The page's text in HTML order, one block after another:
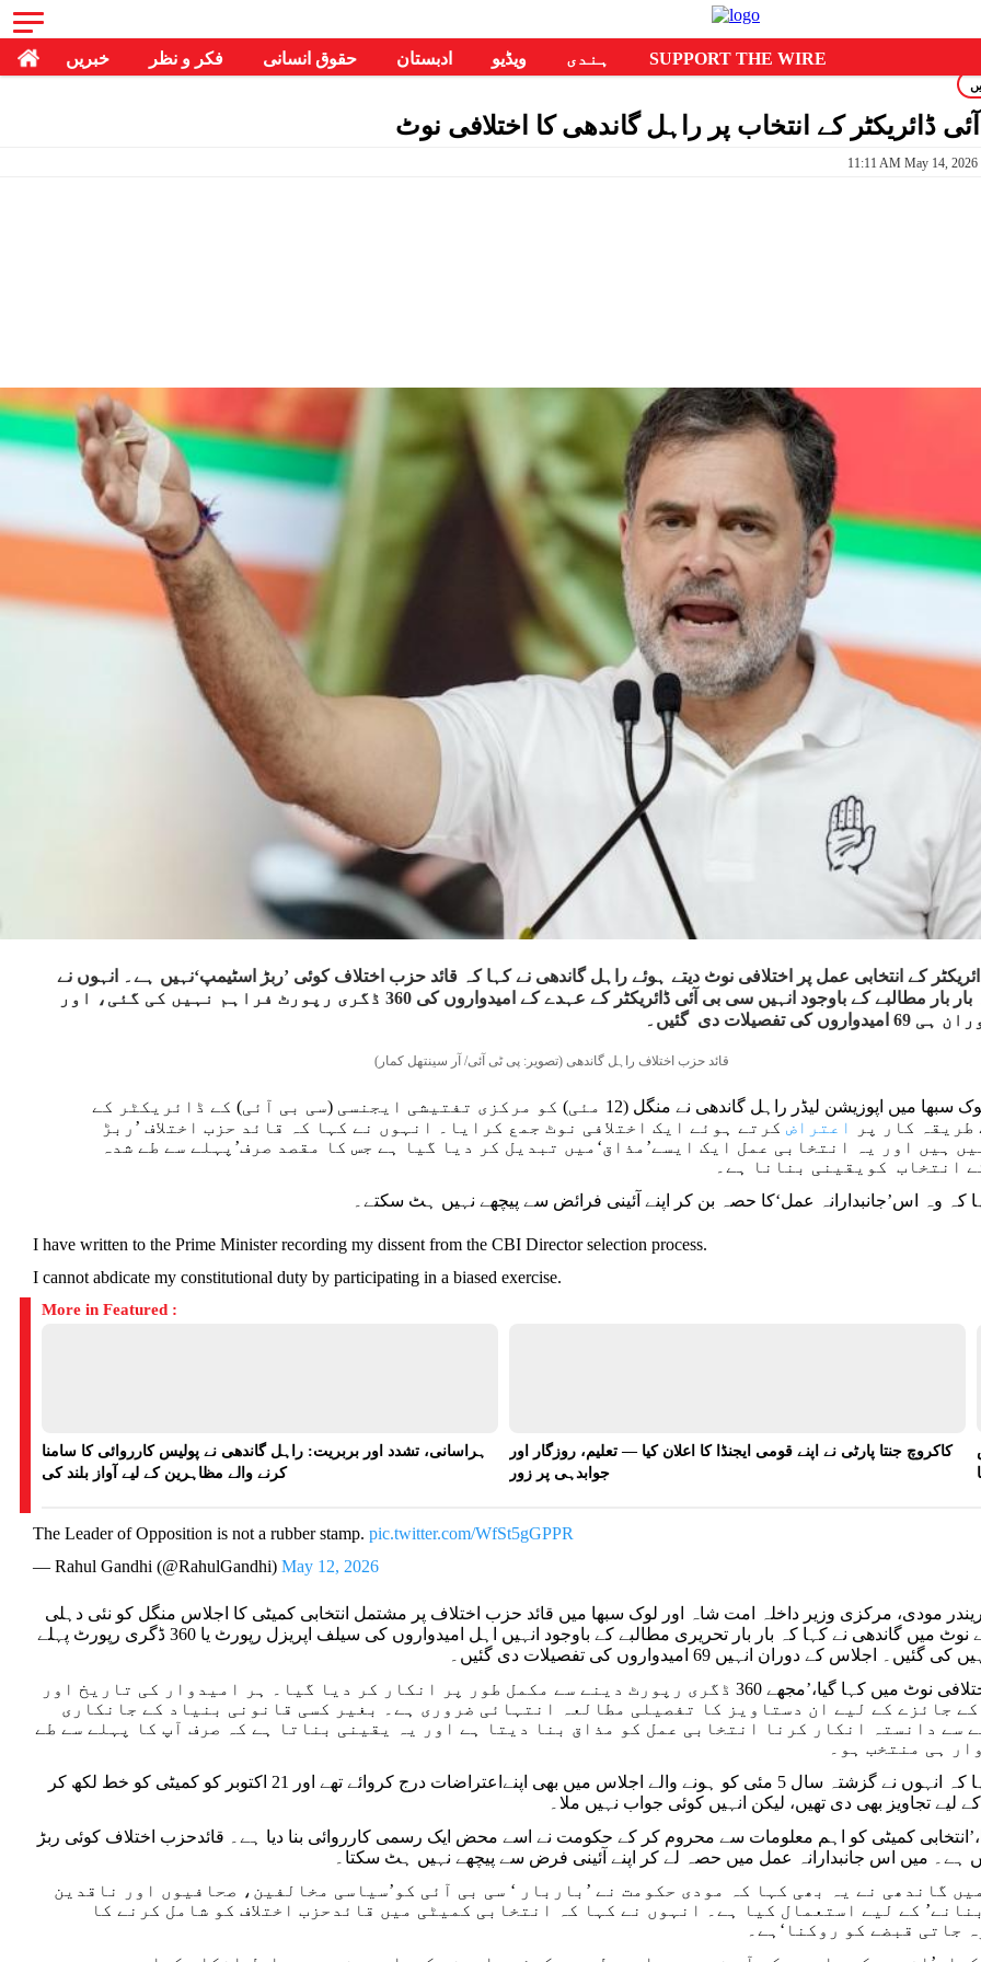
خبریں فکر و نظر حقوق انسانی ادبستان ویڈیو ہندی SUPPORT THE WIRE
ڈائریکٹر کے انتخاب پر راہل گاندھی کا اختلافی نوٹ
کے انتخابی عمل پر اختلافی نوٹ دیتے ہوئے راہل گاندھی نے کہا کہ قائد حزب اختلاف کوئی ’ربڑ اسٹیمپ‘نہیں ہے۔ انہوں نے
الزام لگایا کہ بار بار مطالبے کے باوجود انہیں سی بی آئی ڈائریکٹر کے عہدے کے امیدواروں کی 360 ڈگری رپورٹ فراہم نہیں کی گئی، اور
کی تفصیلات دی گئیں۔
قائد حزب اختلاف راہل گاندھی (تصویر: پی ٹی آئی/ آر سینتھل کمار)
لوک سبھا میں اپوزیشن لیڈر راہل گاندھی نے منگل (12 مئی) کو مرکزی تفتیشی ایجنسی (سی بی آئی) کے ڈائریکٹر کے
طریقہ کار پر
اعتراض کرتے ہوئے ایک اختلافی نوٹ جمع کرایا۔ انہوں نے کہا کہ قائد حزب اختلاف ’ربڑ
ہیں اور یہ انتخابی عمل ایک ایسے’مذاق‘میں تبدیل کر دیا گیا ہے جس کا مقصد صرف’پہلے سے طے شدہ
انتخاب کویقینی بنانا ہے۔
کہ وہ اس’جانبدارانہ عمل‘کا حصہ بن کر اپنے آئینی فرائض سے پیچھے نہیں ہٹ سکتے۔
I have written to the Prime Minister recording my dissent from the CBI Director selection process.
I cannot abdicate my constitutional duty by participating in a biased exercise.
More in Featured :
ہراسانی، تشدد اور بربریت: راہل گاندھی نے پولیس کارروائی کا سامنا
کرنے والے مظاہرین کے لیے آواز بلند کی
کاکروچ جنتا پارٹی نے اپنے قومی ایجنڈا کا اعلان کیا — تعلیم، روزگار اور
جوابدہی پر زور
The Leader of Opposition is not a rubber stamp.pic.twitter.com/WfSt5gGPPR
— Rahul Gandhi (@RahulGandhi)May 12, 2026
مودی، مرکزی وزیر داخلہ امت شاہ اور لوک سبھا میں قائد حزب اختلاف پر مشتمل انتخابی کمیٹی کا اجلاس منگل کو نئی دہلی
میں ہوا۔ اپنے نوٹ میں گاندھی نے کہا کہ بار بار تحریری مطالبے کے باوجود انہیں اہل امیدواروں کی سیلف اپریزل رپورٹ یا 360 ڈگری رپورٹ پہلے
اجلاس کے دوران انہیں 69 امیدواروں کی تفصیلات دی گئیں۔
گاندھی کے اختلافی نوٹ میں کہا گیا،’مجھے 360 ڈگری رپورٹ دینے سے مکمل طور پر انکار کر دیا گیا۔ ہر امیدوار کی تاریخ اور
جائزے کے لیے ان دستاویز کا تفصیلی مطالعہ انتہائی ضروری ہے۔ بغیر کسی قانونی بنیاد کے جانکاری
سے دانستہ انکار کرنا انتخابی عمل کو مذاق بنا دیتا ہے اور یہ یقینی بناتا ہے کہ صرف آپ کا پہلے سے طے
گاندھی نے کہا کہ انہوں نے گزشتہ سال 5 مئی کو ہونے والے اجلاس میں بھی اپنےاعتراضات درج کروائے تھے اور 21 اکتوبر کو کمیٹی کو خط لکھ کر
تجاویز بھی دی تھیں، لیکن انہیں کوئی جواب نہیں ملا۔
کمیٹی کو اہم معلومات سے محروم کر کے حکومت نے اسے محض ایک رسمی کارروائی بنا دیا ہے۔ قائدحزب اختلاف کوئی ربڑ
گاندھی نے یہ بھی کہا کہ مودی حکومت نے ’باربار ‘ سی بی آئی کو’سیاسی مخالفین، صحافیوں اور ناقدین
کے لیے استعمال کیا ہے۔ انہوں نے کہا کہ انتخابی کمیٹی میں قائدحزب اختلاف کو شامل کرنے کا
جاتی قبضے کو روکنا‘ہے۔